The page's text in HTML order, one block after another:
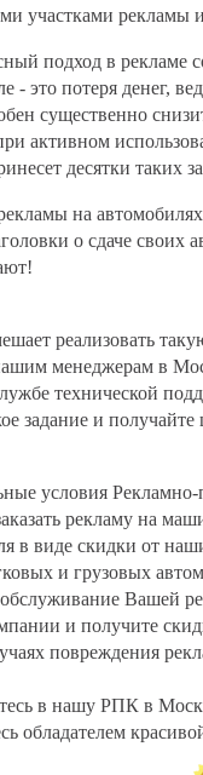
участками рекламы
подход в рекламе
- это потеря денег,
существенно
активном
десятки таких
на
о сдаче
реализовать
менеджерам в
технической
задание и
условия
рекламу на
в виде скидки от
и грузовых
Вашей
и получите
повреждения
в нашу РПК в
обладателем